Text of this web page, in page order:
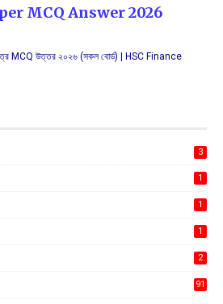
MCQ Answer 2026
পত্র MCQ উত্তর ২০২৬ (সকল বোর্ড) | HSC Finance
3
1
1
1
2
91